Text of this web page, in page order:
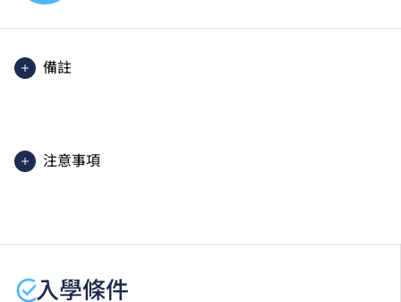
備註
注意事項
學生或須於其他VTC院校上課。VTC可因應情況取消任
分校／上課地點。
入學條件